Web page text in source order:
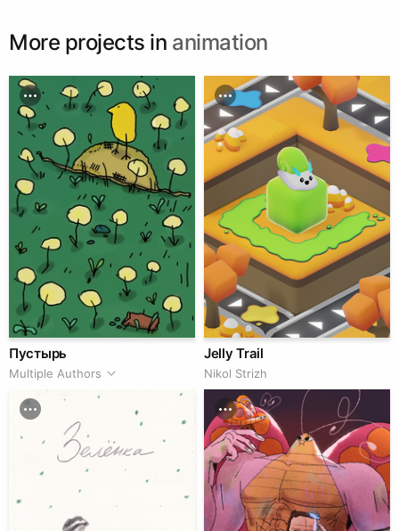
More projects in animation
Пустырь
Multiple Authors
Jelly Trail
Nikol Strizh